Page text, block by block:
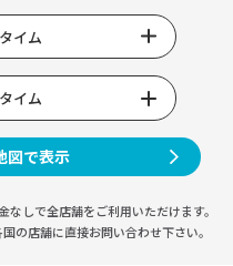
イム
イム
図で表示
なしで全店舗をご利用いただけます。
国の店舗に直接お問い合わせ下さい。